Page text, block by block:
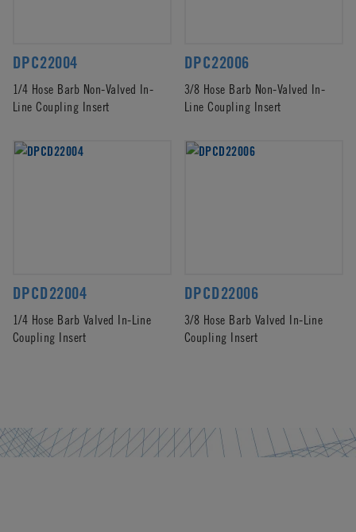
DPC22004
1/4 Hose Barb Non-Valved In-
Line Coupling Insert
DPC22006
3/8 Hose Barb Non-Valved In-
Line Coupling Insert
DPCD22004
1/4 Hose Barb Valved In-Line
Coupling Insert
DPCD22006
3/8 Hose Barb Valved In-Line
Coupling Insert